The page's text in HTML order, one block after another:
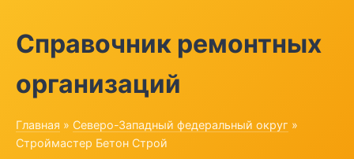
Справочник ремонтных
организаций
Главная » Северо-Западный федеральный округ »
Строймастер Бетон Строй